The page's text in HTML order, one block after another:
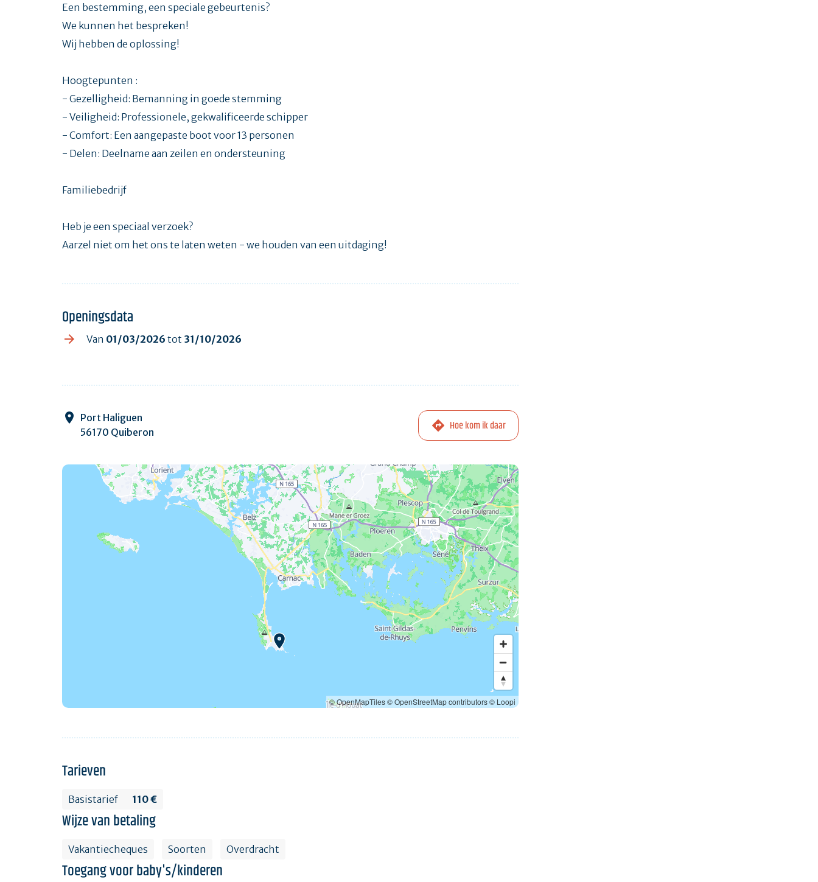
Een bestemming, een speciale gebeurtenis?
We kunnen het bespreken!
Wij hebben de oplossing!
Hoogtepunten :
- Gezelligheid: Bemanning in goede stemming
- Veiligheid: Professionele, gekwalificeerde schipper
- Comfort: Een aangepaste boot voor 13 personen
- Delen: Deelname aan zeilen en ondersteuning
Familiebedrijf
Heb je een speciaal verzoek?
Aarzel niet om het ons te laten weten - we houden van een uitdaging!
Openingsdata
Van 01/03/2026 tot 31/10/2026
Port Haliguen
56170 Quiberon
Hoe kom ik daar
© OpenMapTiles© OpenStreetMap contributors© Loopi
Tarieven
Basistarief 110 €
Wijze van betaling
Vakantiecheques Soorten Overdracht
Toegang voor baby's/kinderen